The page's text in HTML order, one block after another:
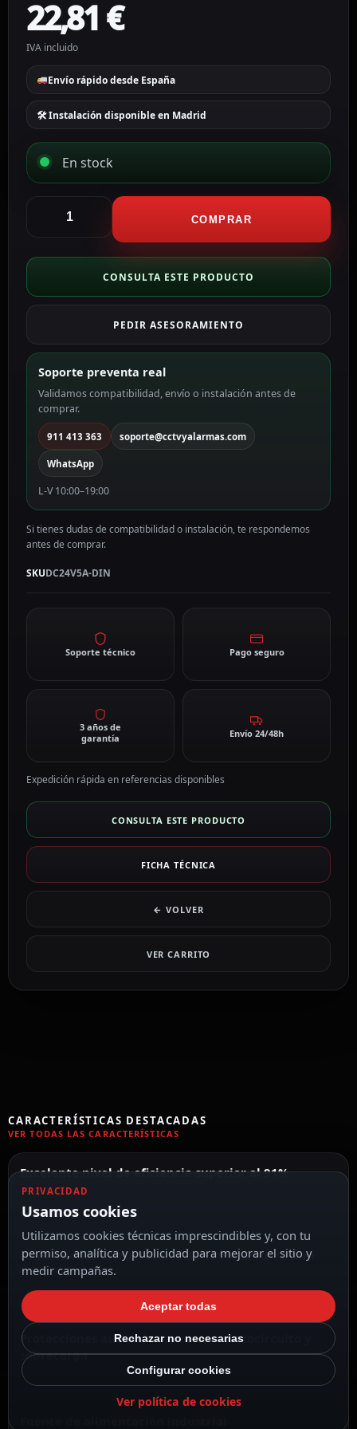
22,81 €
IVA incluido
Envío rápido desde España
🛠 Instalación disponible en Madrid
En stock
Fuente
alimentación
industrial
DIN
cantidad
COMPRAR
CONSULTA ESTE PRODUCTO
PEDIR ASESORAMIENTO
Soporte preventa real
Validamos compatibilidad, envío o instalación antes de
comprar.
911 413 363 soporte@cctvyalarmas.com
WhatsApp
L-V 10:00–19:00
Si tienes dudas de compatibilidad o instalación, te respondemos
antes de comprar.
SKUDC24V5A-DIN
Soporte técnico Pago seguro
3 años de
garantía
Envío 24/48h
Expedición rápida en referencias disponibles
CONSULTA ESTE PRODUCTO
FICHA TÉCNICA
← VOLVER
VER CARRITO
CARACTERÍSTICAS DESTACADAS
VER TODAS LAS CARACTERÍSTICAS
Excelente nivel de eficiencia superior al 91%
Dimensiones estructurales de 131 x 121 x 40 mm
Protecciones automáticas contra cortocircuito y
sobrecarga
PRIVACIDAD
Usamos cookies
Utilizamos cookies técnicas imprescindibles y, con tu
permiso, analítica y publicidad para mejorar el sitio y
medir campañas.
Aceptar todas
Rechazar no necesarias
Configurar cookies
Ver política de cookies